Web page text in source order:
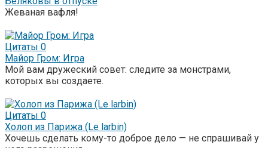
Жеваная вафля!
Цитаты 0
Майор Гром: Игра
Мой вам дружеский совет: следите за монстрами,
которых вы создаете.
Цитаты 0
Холоп из Парижа (Le larbin)
Хочешь сделать кому-то доброе дело — не спрашивай у